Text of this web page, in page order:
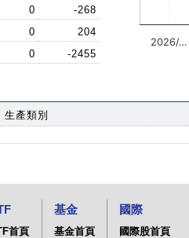
0
-268
0
204
0 -2455
2026/…
生產類別
首頁
基金
基金首頁
國際
國際股首頁